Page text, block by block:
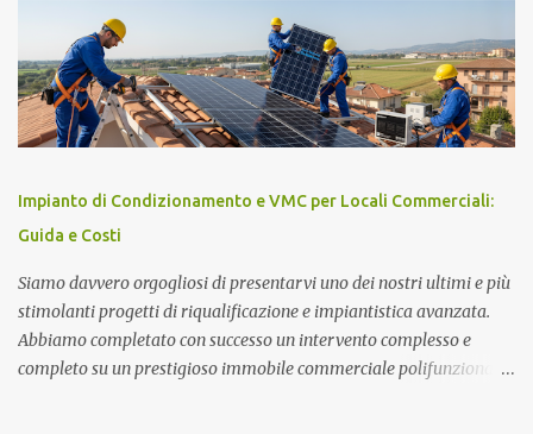
quanto trattasi di uno dei più famosi scienziati italiani. Ha
ottenuto il Premio Nobel per la Fisica nel 1984 ed attualmente è
Senatore della Repubblica con nomina presidenziale ( Senatore a
Vita della Repubblica Italiana ). Collabora con il CIEMAT (centro
di ricerca sull'energia, l'ambiente e la tecnologia), un organismo
ricerca in campo energetico, dove sostiene fortemente lo sviluppo
del " solare termodinamico ", che aveva avviato nel 2001 all'ENEA
con il Progetto Archimede. Nel 2007 viene nominato membro Gr...
Impianto di Condizionamento e VMC per Locali Commerciali:
Guida e Costi
Siamo davvero orgogliosi di presentarvi uno dei nostri ultimi e più
stimolanti progetti di riqualificazione e impiantistica avanzata.
Abbiamo completato con successo un intervento complesso e
completo su un prestigioso immobile commerciale polifunzionale,